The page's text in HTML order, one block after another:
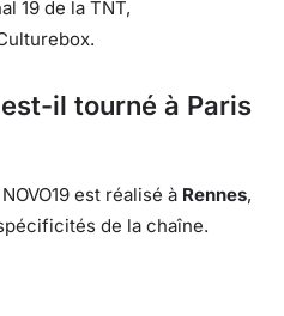
19 de la TNT,
il tourné à Paris
est réalisé à Rennes,
de la chaîne.